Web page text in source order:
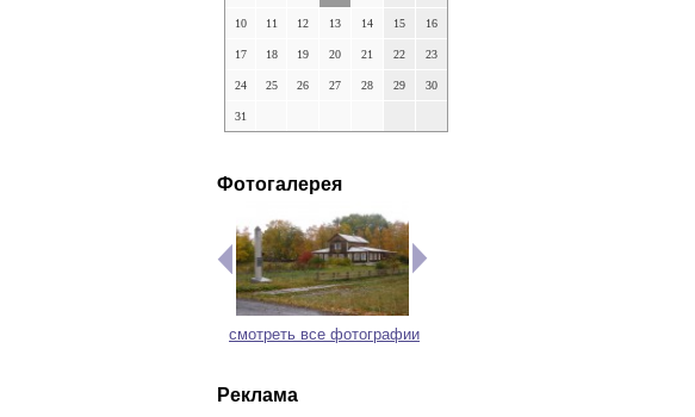
10 11 12 13 14 15 16
17 18 19 20 21 22 23
24 25 26 27 28 29 30
31
Фотогалерея
смотреть все фотографии
Реклама